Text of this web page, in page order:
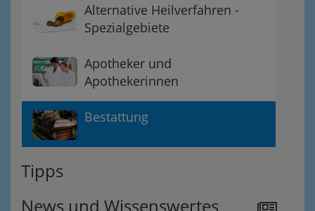
Alternative Heilverfahren -
Spezialgebiete
Apotheker und
Apothekerinnen
Bestattung
Tipps
News und Wissenswertes